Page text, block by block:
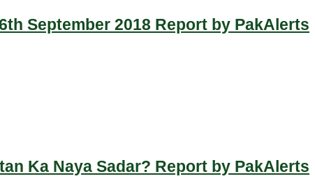
September 2018 Report by PakAlerts
Ka Naya Sadar? Report by PakAlerts